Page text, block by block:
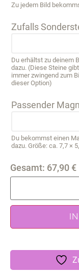
Zu jedem Bild
Zufalls
Du erhältst zu deinem
dazu. (Diese Steine
immer zwingend zum
dieser Option)
Passender
Du bekommst einen
dazu. Größe: ca. 7,7 ×
Gesamt: 67,90 €